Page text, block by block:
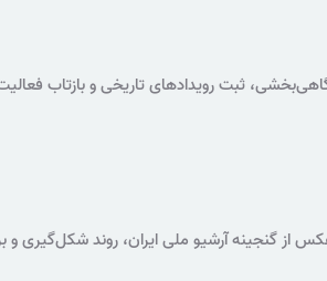
ثبت رویدادهای تاریخی و بازتاب
ورود به دانشگاه‌ها با ارائه ۲۲ برگ سند و دو قطعه عکس از گنجینه آرشیو ملی ایران، روند